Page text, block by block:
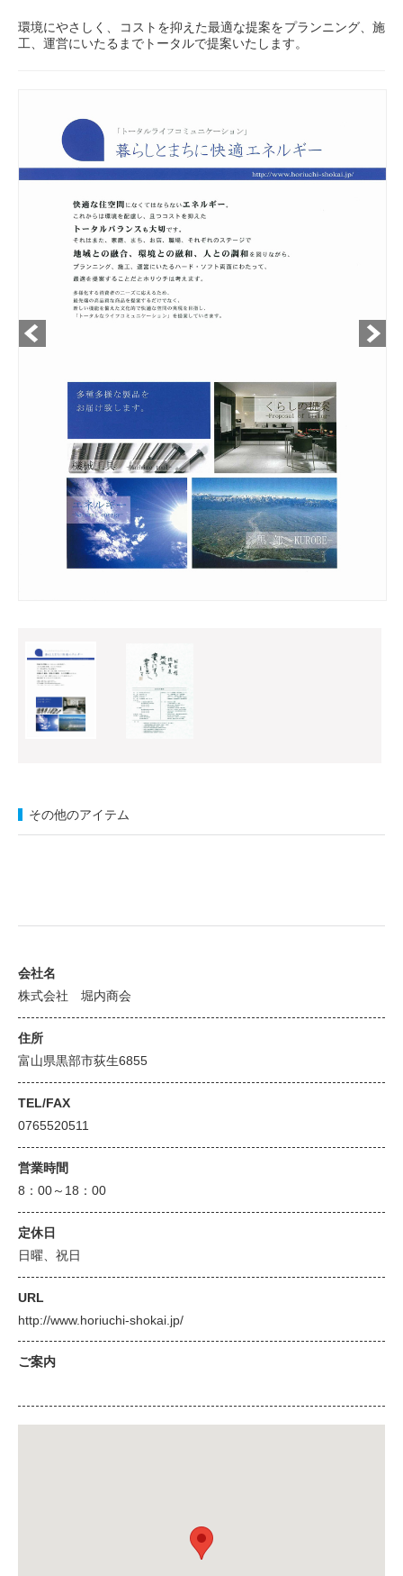
環境にやさしく、コストを抑えた最適な提案をプランニング、施
工、運営にいたるまでトータルで提案いたします。
その他のアイテム
会社名
株式会社 堀内商会
住所
富山県黒部市荻生6855
TEL/FAX
0765520511
営業時間
8：00～18：00
定休日
日曜、祝日
URL
http://www.horiuchi-shokai.jp/
ご案内